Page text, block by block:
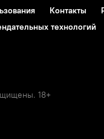
Контакты
технологий
18+